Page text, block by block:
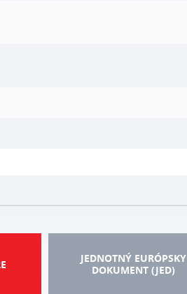
JEDNOTNÝ EURÓPSKY
DOKUMENT (JED)